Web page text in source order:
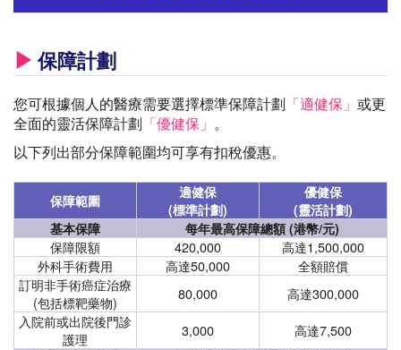
保障計劃
您可根據個人的醫療需要選擇標準保障計劃 「適健保」 或更
全面的靈活保障計劃 「優健保」 。
以下列出部分保障範圍均可享有扣稅優惠。
保障範圍
適健保
(標準計劃)
優健保
(靈活計劃)
基本保障
每年最高保障總額 (港幣/元)
保障限額 420,000
高達1,500,000
外科手術費用
高達50,000
全額賠償
訂明非手術癌症治療
(包括標靶藥物)
80,000
高達300,000
入院前或出院後門診
護理
3,000 高達7,500